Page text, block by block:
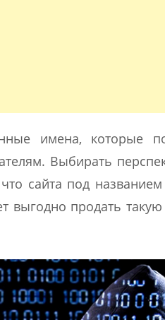
имена, которые
Выбирать
сайта под
выгодно продать